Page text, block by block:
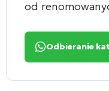
od
Odbieranie